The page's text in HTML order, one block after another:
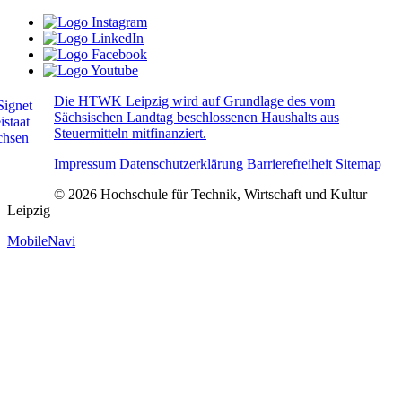
Die HTWK Leipzig wird auf Grundlage des vom
Sächsischen Landtag beschlossenen Haushalts aus
Steuermitteln mitfinanziert.
Impressum Datenschutzerklärung Barrierefreiheit Sitemap
© 2026 Hochschule für Technik, Wirtschaft und Kultur
Leipzig
MobileNavi